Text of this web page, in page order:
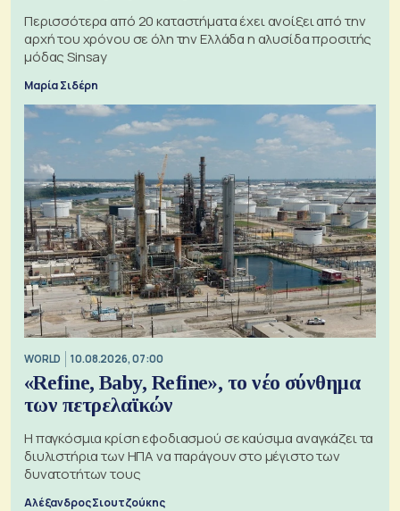
Περισσότερα από 20 καταστήματα έχει ανοίξει από την
αρχή του χρόνου σε όλη την Ελλάδα η αλυσίδα προσιτής
μόδας Sinsay
Μαρία Σιδέρη
WORLD 10.08.2026, 07:00
«Refine, Baby, Refine», το νέο σύνθημα
των πετρελαϊκών
Η παγκόσμια κρίση εφοδιασμού σε καύσιμα αναγκάζει τα
διυλιστήρια των ΗΠΑ να παράγουν στο μέγιστο των
δυνατοτήτων τους
Αλέξανδρος Σιουτζούκης